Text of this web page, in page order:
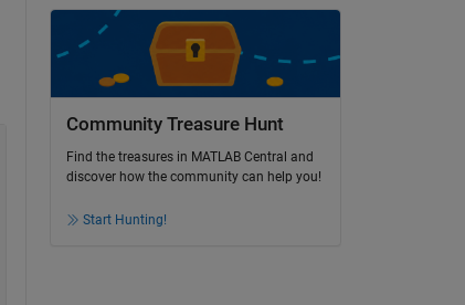
Community Treasure Hunt
Find the treasures in MATLAB Central and
discover how the community can help you!
Start Hunting!